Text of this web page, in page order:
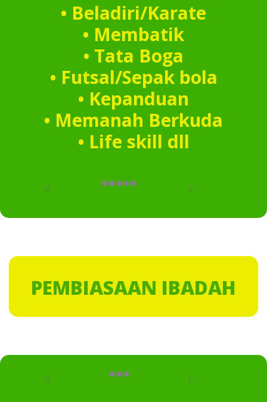
• Beladiri/Karate
• Membatik
• Tata Boga
• Futsal/Sepak bola
• Kepanduan
• Memanah Berkuda
• Life skill dll
PEMBIASAAN IBADAH